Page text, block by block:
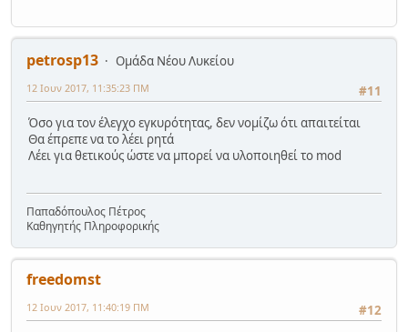
petrosp13
Ομάδα Νέου Λυκείου
#11
12 Ιουν 2017, 11:35:23 ΠΜ
Όσο για τον έλεγχο εγκυρότητας, δεν νομίζω ότι απαιτείται
Θα έπρεπε να το λέει ρητά
Λέει για θετικούς ώστε να μπορεί να υλοποιηθεί το mod
Παπαδόπουλος Πέτρος
Καθηγητής Πληροφορικής
freedomst
#12
12 Ιουν 2017, 11:40:19 ΠΜ